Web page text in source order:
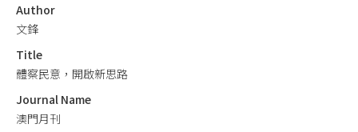
Author
文鋒
Title
體察民意，開啟新思路
Journal Name
澳門月刊